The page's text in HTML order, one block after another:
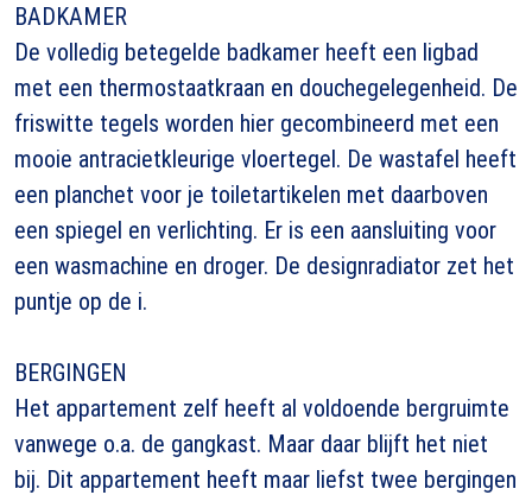
BADKAMER
De volledig betegelde badkamer heeft een ligbad
met een thermostaatkraan en douchegelegenheid. De
friswitte tegels worden hier gecombineerd met een
mooie antracietkleurige vloertegel. De wastafel heeft
een planchet voor je toiletartikelen met daarboven
een spiegel en verlichting. Er is een aansluiting voor
een wasmachine en droger. De designradiator zet het
puntje op de i.
BERGINGEN
Het appartement zelf heeft al voldoende bergruimte
vanwege o.a. de gangkast. Maar daar blijft het niet
bij. Dit appartement heeft maar liefst twee bergingen